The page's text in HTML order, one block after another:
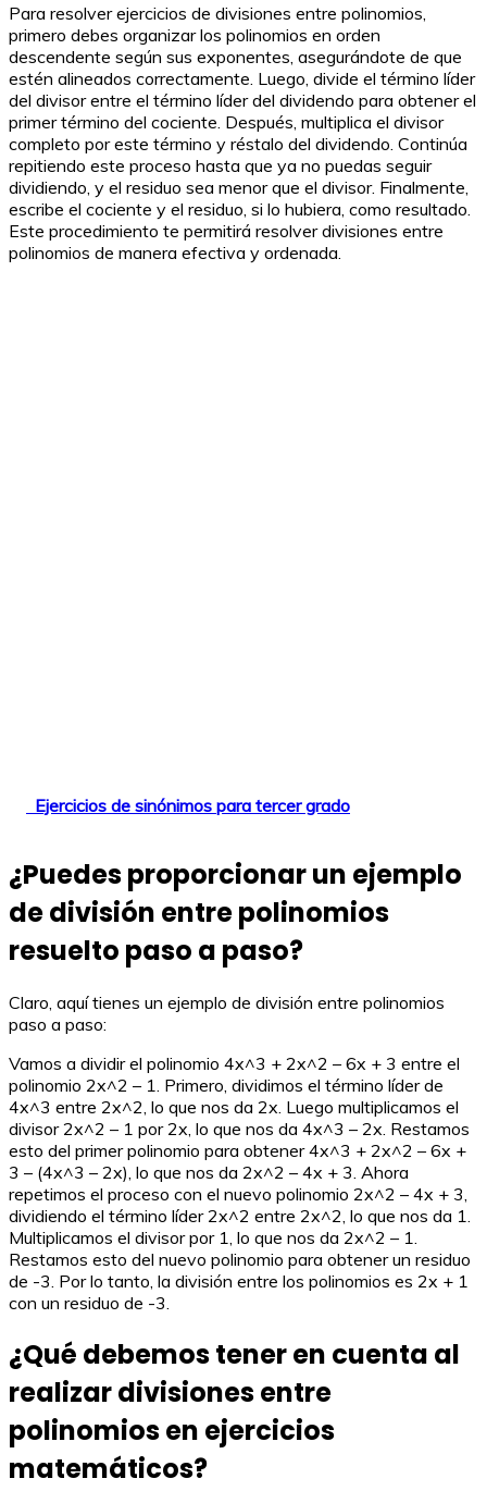
Para resolver ejercicios de divisiones entre polinomios,
primero debes organizar los polinomios en orden
descendente según sus exponentes, asegurándote de que
estén alineados correctamente. Luego, divide el término líder
del divisor entre el término líder del dividendo para obtener el
primer término del cociente. Después, multiplica el divisor
completo por este término y réstalo del dividendo. Continúa
repitiendo este proceso hasta que ya no puedas seguir
dividiendo, y el residuo sea menor que el divisor. Finalmente,
escribe el cociente y el residuo, si lo hubiera, como resultado.
Este procedimiento te permitirá resolver divisiones entre
polinomios de manera efectiva y ordenada.
Ejercicios de sinónimos para tercer grado
¿Puedes proporcionar un ejemplo
de división entre polinomios
resuelto paso a paso?
Claro, aquí tienes un ejemplo de división entre polinomios
paso a paso:
Vamos a dividir el polinomio 4x^3 + 2x^2 – 6x + 3 entre el
polinomio 2x^2 – 1. Primero, dividimos el término líder de
4x^3 entre 2x^2, lo que nos da 2x. Luego multiplicamos el
divisor 2x^2 – 1 por 2x, lo que nos da 4x^3 – 2x. Restamos
esto del primer polinomio para obtener 4x^3 + 2x^2 – 6x +
3 – (4x^3 – 2x), lo que nos da 2x^2 – 4x + 3. Ahora
repetimos el proceso con el nuevo polinomio 2x^2 – 4x + 3,
dividiendo el término líder 2x^2 entre 2x^2, lo que nos da 1.
Multiplicamos el divisor por 1, lo que nos da 2x^2 – 1.
Restamos esto del nuevo polinomio para obtener un residuo
de -3. Por lo tanto, la división entre los polinomios es 2x + 1
con un residuo de -3.
¿Qué debemos tener en cuenta al
realizar divisiones entre
polinomios en ejercicios
matemáticos?